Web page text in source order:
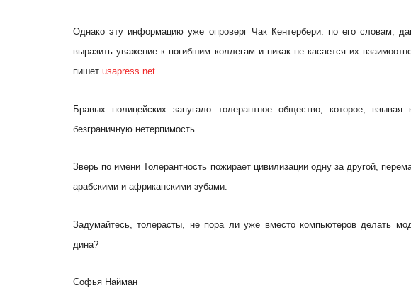
Однако эту информацию уже опроверг Чак Кентербери: по его словам,
выразить уважение к погибшим коллегам и никак не касается их
пишет usapress.net.
Бравых полицейских запугало толерантное общество, которое, взывая
безграничную нетерпимость.
Зверь по имени Толерантность пожирает цивилизации одну за другой,
арабскими и африканскими зубами.
Задумайтесь, толерасты, не пора ли уже вместо компьютеров делать
дина?
Софья Найман